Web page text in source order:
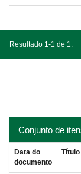
Resultado 1-1 de 1.
Conjunto de
Data do
documento
Título